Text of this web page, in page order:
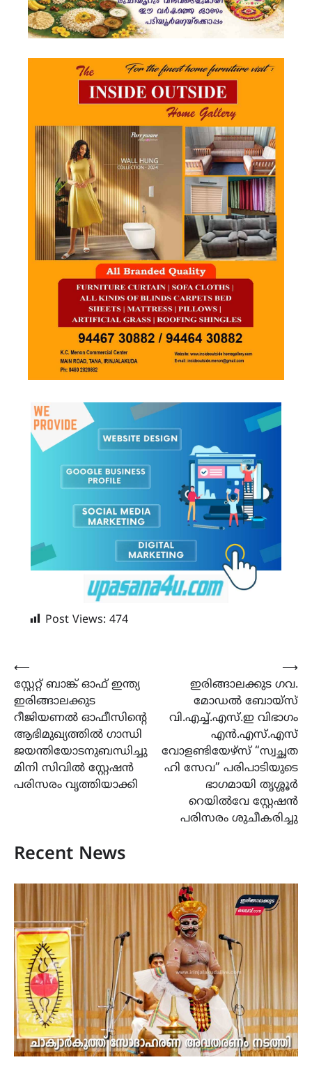
Post Views: 474
Post
navigation
⟵
സ്റ്റേറ്റ് ബാങ്ക് ഓഫ് ഇന്ത്യ
ഇരിങ്ങാലക്കുട
റീജിയണൽ ഓഫീസിന്റെ
ആഭിമുഖ്യത്തിൽ ഗാന്ധി
ജയന്തിയോടനുബന്ധിച്ചു
മിനി സിവിൽ സ്റ്റേഷൻ
പരിസരം വൃത്തിയാക്കി
ഇരിങ്ങാലക്കുട ഗവ.
മോഡൽ ബോയ്സ്
വി.എച്ച്.എസ്.ഇ വിഭാഗം
എൻ.എസ്.എസ്
വോളണ്ടിയേഴ്സ് “സ്വച്ഛത
ഹി സേവ” പരിപാടിയുടെ
ഭാഗമായി തൃശ്ശൂർ
റെയിൽവേ സ്റ്റേഷൻ
പരിസരം ശുചീകരിച്ചു
⟶
Recent News